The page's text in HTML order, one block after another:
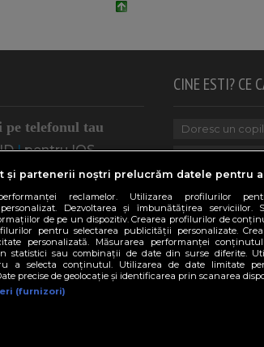
pe telefonul tau
|pentru IOS
telefonul tau
|pentru IOS
in sarcina
CINE ESTI? CE
Doresc un copil
Probleme cu
Probleme
Bebe febra
Mergem la
Copii cu nevoi
și partenerii noștri prelucrăm datele pentru
reclamelor. Utilizarea profilurilor
Dezvoltarea și îmbunătățirea serviciilor.
de pe un dispozitiv. Crearea profilurilor de
pentru selectarea publicității personalizate.
personalizată. Măsurarea performanței
statistici sau combinații de date din surse diferite.
a selecta conținutul. Utilizarea de date limitate
precise de geolocație și identificarea prin scanarea
(furnizori)